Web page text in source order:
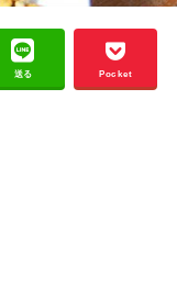
送る Pocket